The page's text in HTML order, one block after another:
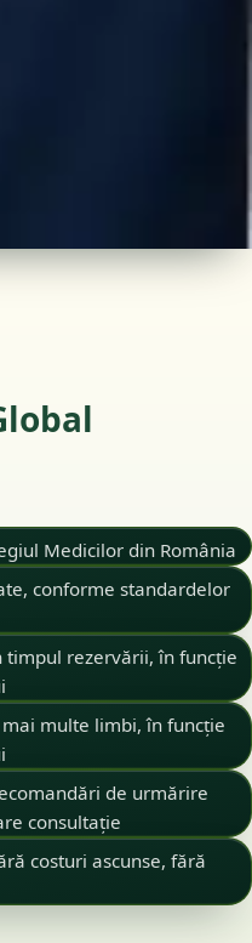
Medicilor din România
conforme standardelor
rezervării, în funcție
multe limbi, în funcție
de urmărire
consultație
costuri ascunse, fără